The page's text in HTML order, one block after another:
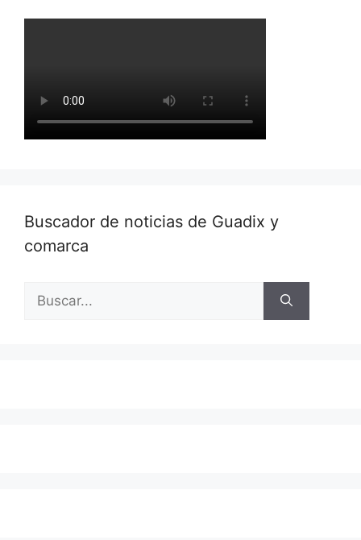
Buscador de noticias de Guadix y
comarca
Buscar: